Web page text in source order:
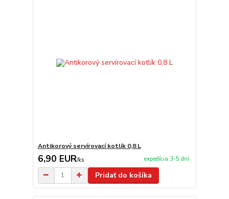
Antikorový servírovací kotlík 0,8 L
6,90 EUR/ks expedícia 3-5 dní
Pridať do košíka